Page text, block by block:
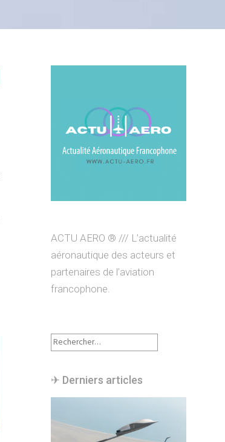
ACTU AERO ® /// L’actualité
aéronautique des acteurs et
partenaires de l’aviation
francophone.
Rechercher :
✈︎ Derniers articles